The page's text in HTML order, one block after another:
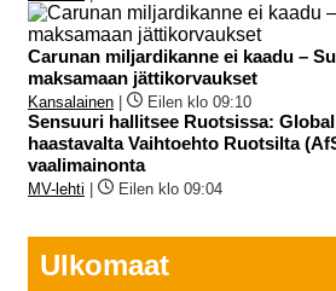
Carunan miljardikanne ei kaadu –
maksamaan jättikorvaukset
Kansalainen Eilen klo 09:10
Sensuuri hallitsee Ruotsissa:
haastavalta Vaihtoehto Ruotsilta
vaalimainonta
MV-lehti Eilen klo 09:04
Ulkomaat